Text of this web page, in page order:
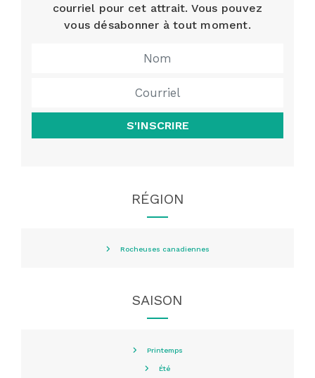
courriel pour cet attrait. Vous pouvez
vous désabonner à tout moment.
S'INSCRIRE
RÉGION
Rocheuses canadiennes
SAISON
Printemps
Été